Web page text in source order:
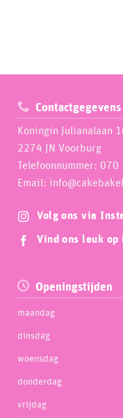
Contactgegevens
Koningin Julianalaan
2274 JN Voorburg
Telefoonnummer:
Email:
Volg ons via
Vind ons leuk op
Openingstijden
maandag
dinsdag
woensdag
donderdag
vrijdag